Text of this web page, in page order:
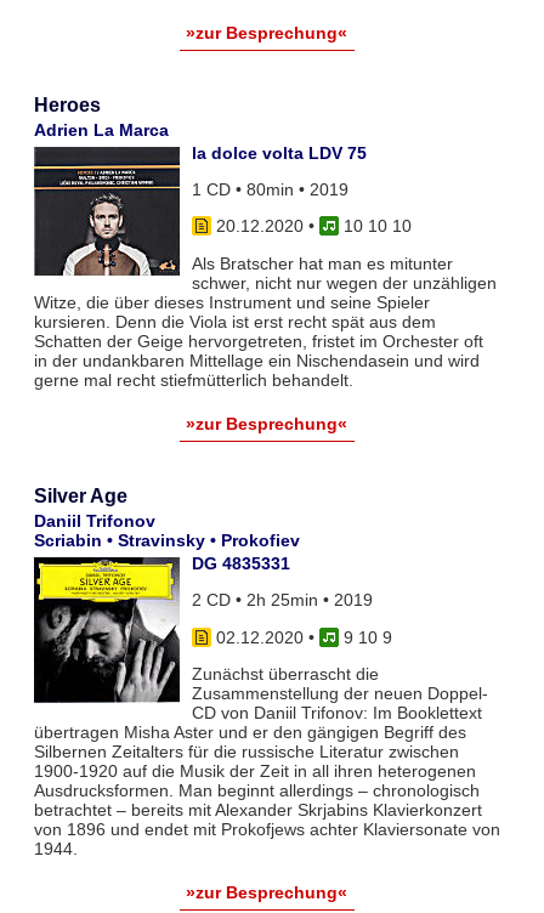
»zur Besprechung«
Heroes
Adrien La Marca
la dolce volta LDV 75
1 CD • 80min • 2019
20.12.2020•
10 10 10
Als Bratscher hat man es mitunter
schwer, nicht nur wegen der unzähligen
Witze, die über dieses Instrument und seine Spieler
kursieren. Denn die Viola ist erst recht spät aus dem
Schatten der Geige hervorgetreten, fristet im Orchester oft
in der undankbaren Mittellage ein Nischendasein und wird
gerne mal recht stiefmütterlich behandelt.
»zur Besprechung«
Silver Age
Daniil Trifonov
Scriabin • Stravinsky • Prokofiev
DG 4835331
2 CD • 2h 25min • 2019
02.12.2020•
9 10 9
Zunächst überrascht die
Zusammenstellung der neuen Doppel-
CD von Daniil Trifonov: Im Booklettext
übertragen Misha Aster und er den gängigen Begriff des
Silbernen Zeitalters für die russische Literatur zwischen
1900-1920 auf die Musik der Zeit in all ihren heterogenen
Ausdrucksformen. Man beginnt allerdings – chronologisch
betrachtet – bereits mit Alexander Skrjabins Klavierkonzert
von 1896 und endet mit Prokofjews achter Klaviersonate von
1944.
»zur Besprechung«